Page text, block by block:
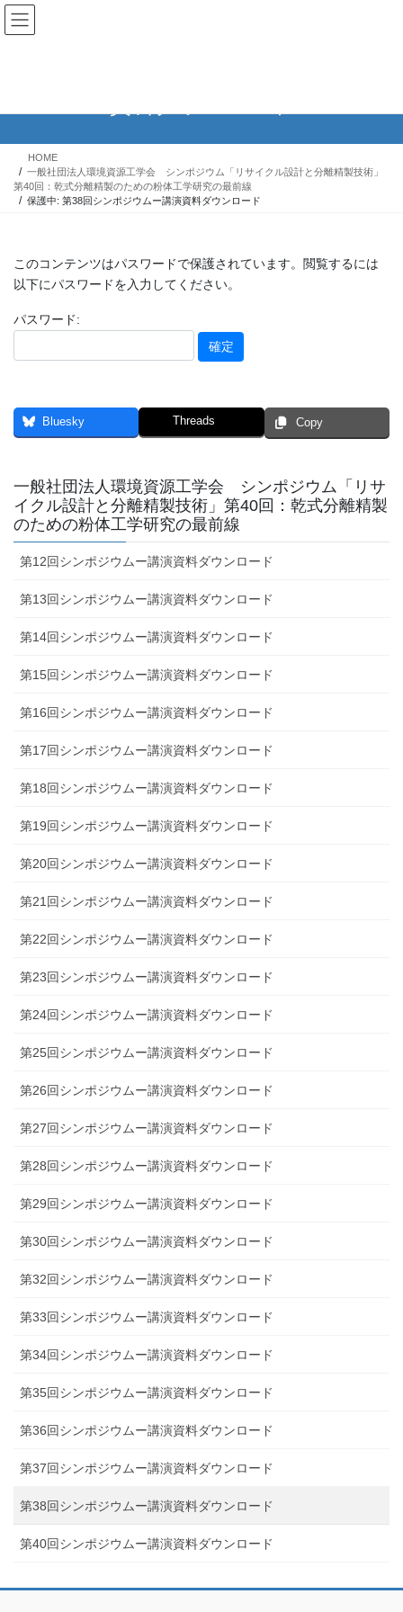
コ
ン
ナ
ビ
HOME
一般社団法人環境資源工学会 シンポジウム「リサイクル設計と分離精製技術」
第40回：乾式分離精製のための粉体工学研究の最前線
保護中: 第38回シンポジウムー講演資料ダウンロード
このコンテンツはパスワードで保護されています。閲覧するには
以下にパスワードを入力してください。
パスワード:
Bluesky Threads Copy
一般社団法人環境資源工学会 シンポジウム「リサ
イクル設計と分離精製技術」第40回：乾式分離精製
のための粉体工学研究の最前線
第12回シンポジウムー講演資料ダウンロード
第13回シンポジウムー講演資料ダウンロード
第14回シンポジウムー講演資料ダウンロード
第15回シンポジウムー講演資料ダウンロード
第16回シンポジウムー講演資料ダウンロード
第17回シンポジウムー講演資料ダウンロード
第18回シンポジウムー講演資料ダウンロード
第19回シンポジウムー講演資料ダウンロード
第20回シンポジウムー講演資料ダウンロード
第21回シンポジウムー講演資料ダウンロード
第22回シンポジウムー講演資料ダウンロード
第23回シンポジウムー講演資料ダウンロード
第24回シンポジウムー講演資料ダウンロード
第25回シンポジウムー講演資料ダウンロード
第26回シンポジウムー講演資料ダウンロード
第27回シンポジウムー講演資料ダウンロード
第28回シンポジウムー講演資料ダウンロード
第29回シンポジウムー講演資料ダウンロード
第30回シンポジウムー講演資料ダウンロード
第32回シンポジウムー講演資料ダウンロード
第33回シンポジウムー講演資料ダウンロード
第34回シンポジウムー講演資料ダウンロード
第35回シンポジウムー講演資料ダウンロード
第36回シンポジウムー講演資料ダウンロード
第37回シンポジウムー講演資料ダウンロード
第38回シンポジウムー講演資料ダウンロード
第40回シンポジウムー講演資料ダウンロード